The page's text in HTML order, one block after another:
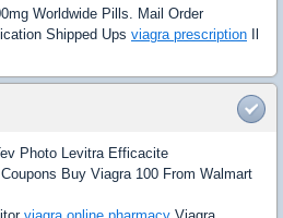
Worldwide Pills. Mail Order
Shipped Ups viagra prescription Il
Photo Levitra Efficacite
Buy Viagra 100 From Walmart
viagra online pharmacy Viagra